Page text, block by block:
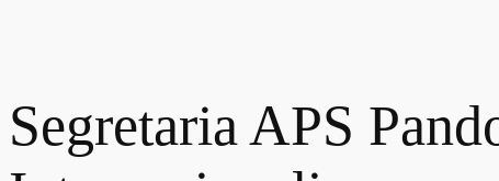
Segretaria APS